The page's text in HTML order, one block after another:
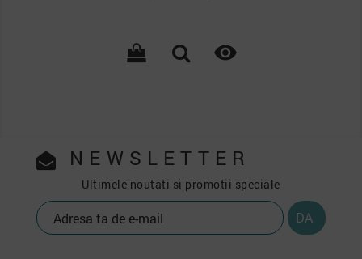

NEWSLETTER
Ultimele noutati si promotii speciale